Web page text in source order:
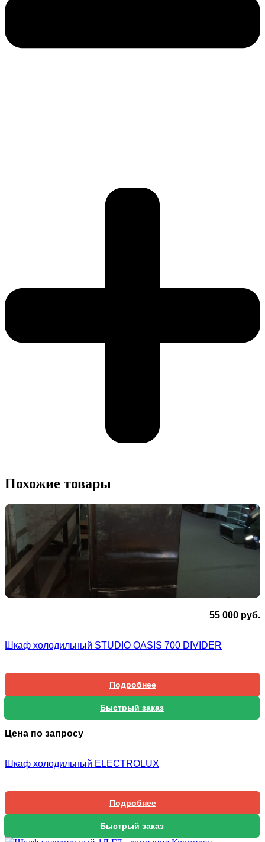
Похожие товары
55 000 руб.
Шкаф холодильный STUDIO OASIS 700 DIVIDER
Подробнее
Быстрый заказ
Цена по запросу
Шкаф холодильный ELECTROLUX
Подробнее
Быстрый заказ